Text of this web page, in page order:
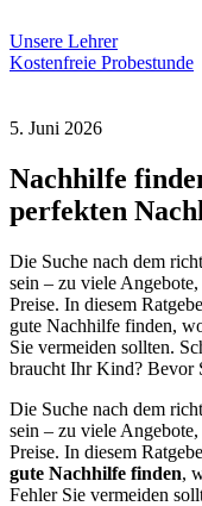
Unsere Lehrer
Kostenfreie Probestunde
5. Juni 2026
Nachhilfe
perfekten
Die Suche nach dem
sein – zu viele
Preise. In diesem
gute Nachhilfe finden,
Sie vermeiden sollten.
braucht Ihr Kind?
Die Suche nach dem
sein – zu viele
Preise. In diesem
gute Nachhilfe finden,
Fehler Sie vermeiden